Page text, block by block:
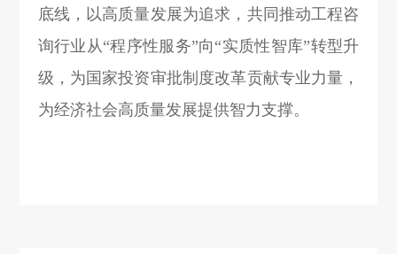
底线，以高质量发展为追求，共同推动工程咨
询行业从“程序性服务”向“实质性智库”转型升
级，为国家投资审批制度改革贡献专业力量，
为经济社会高质量发展提供智力支撑。